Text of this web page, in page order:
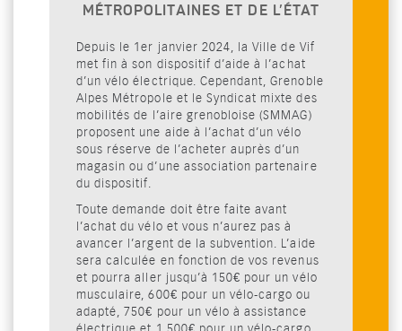
MÉTROPOLITAINES ET DE L’ÉTAT
Depuis le 1er janvier 2024, la Ville de Vif
met fin à son dispositif d’aide à l’achat
d’un vélo électrique. Cependant, Grenoble
Alpes Métropole et le Syndicat mixte des
mobilités de l’aire grenobloise (SMMAG)
proposent une aide à l’achat d’un vélo
sous réserve de l’acheter auprès d’un
magasin ou d’une association partenaire
du dispositif.
Toute demande doit être faite avant
l’achat du vélo et vous n’aurez pas à
avancer l’argent de la subvention. L’aide
sera calculée en fonction de vos revenus
et pourra aller jusqu’à 150€ pour un vélo
musculaire, 600€ pour un vélo-cargo ou
adapté, 750€ pour un vélo à assistance